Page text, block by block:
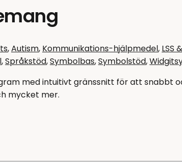
,Autism, Kommunikations-hjälpmedel, LSS
,Språkstöd,Symbolbas,Symbolstöd,
med intuitivt gränssnitt för att snabbt
mycket mer.